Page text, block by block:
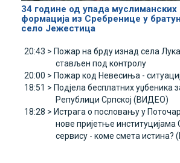
34 године од упада муслиманских
формација из Сребренице у
село Јежестица
20:43 > Пожар на брду изнад села
стављен под контролу
20:00 > Пожар код Невесиња -
18:51 > Подјела бесплатних уџбеника
Републици Српској (ВИДЕО)
18:28 > Истрага о пословању у
нове пријетње институцијама
сервису - коме смета